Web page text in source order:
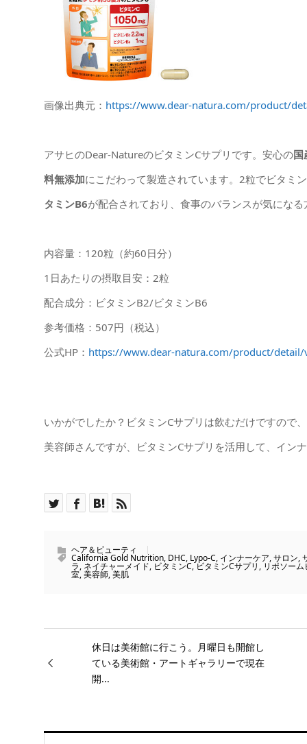
画像出典元： https://www.dear-natura.com/product/
アサヒのDear-NatureのビタミンCサプリです。安心の国
料無添加にこだわって製造されています。2粒でビタミ
タミンB6が配合されており、食事のバランスが気にな
内容量：120粒（約60日分）
1日あたりの摂取目安：2粒
配合成分：ビタミンB2/ビタミンB6
参考価格：507円（税込）
公式HP： https://www.dear-natura.com/product/detail/
いかがでしたか？ビタミンCサプリは飲むだけですので
美容師さんですが、ビタミンCサプリを活用して、イン
ヘア＆ビューティ
California Gold Nutrition, DHC, Lypo-C, インナーケア,サロン,
ラ, ネイチャーメイド, ビタミンC,ビタミンCサプリ , リポソー
室,美容師,美肌
休日は美術館に行こう。月曜日も開館し
ている美術館・アートギャラリーで現在
開...